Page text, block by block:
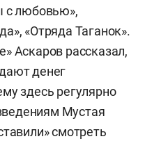
с любовью»,
«Отряда Таганок».
Аскаров рассказал,
денег
здесь регулярно
Мустая
смотреть